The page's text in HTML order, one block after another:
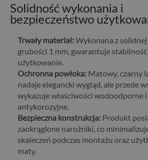
Solidność wykonania i
bezpieczeństwo
Trwały materiał:Wykonana z
grubości 1 mm, gwarantuje
użytkowanie.
Ochronna powłoka: Matowy, czarny
nadaje elegancki wygląd, ale przede
wykazuje właściwości wodoodporne i
antykorozyjne.
Bezpieczna konstrukcja: Produkt
zaokrąglone narożniki, co
skaleczeń podczas montażu oraz
maty.